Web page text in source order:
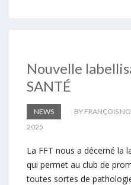
Nouvelle
SANTÉ
NEWS BY FRANÇOIS
2025
La FFT nous a décerné la
qui permet au club de
toutes sortes de